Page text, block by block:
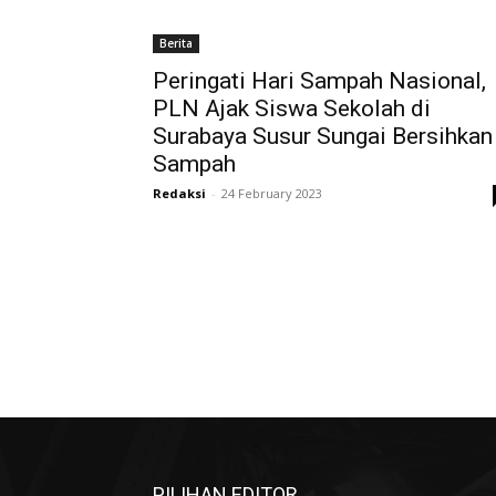
Berita
Peringati Hari Sampah Nasional,
PLN Ajak Siswa Sekolah di
Surabaya Susur Sungai Bersihkan
Sampah
Redaksi - 24 February 2023